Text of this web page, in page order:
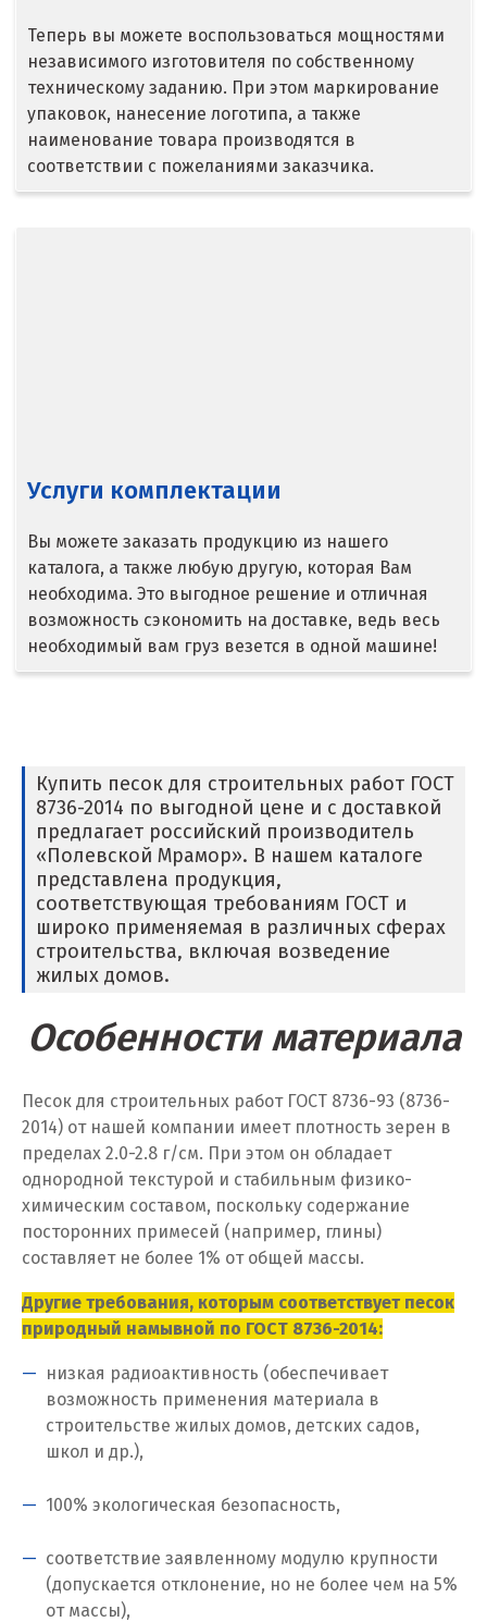
Верхние Серги
Верхний Уфалей
Верхняя Пышма
Верхняя Салда
Воронеж
Воскресенск
Дегтярск
Дмитров
Дубна
Е
Егорьевск
Екатеринбург
Жуковский
И
Иваново
Ивантеевка
Ижевск
Иркутск
Ишим
Калининград
Теперь вы можете воспользоваться мощностями
независимого изготовителя по собственному
техническому заданию. При этом маркирование
упаковок, нанесение логотипа, а также
наименование товара производятся в
соответствии с пожеланиями заказчика.
Услуги комплектации
Вы можете заказать продукцию из нашего
каталога, а также любую другую, которая Вам
необходима. Это выгодное решение и отличная
возможность сэкономить на доставке, ведь весь
необходимый вам груз везется в одной машине!
Купить песок для строительных работ ГОСТ
8736-2014 по выгодной цене и с доставкой
предлагает российский производитель
«Полевской Мрамор». В нашем каталоге
представлена продукция,
соответствующая требованиям ГОСТ и
широко применяемая в различных сферах
строительства, включая возведение
жилых домов.
Особенности материала
Песок для строительных работ ГОСТ 8736-93 (8736-
2014) от нашей компании имеет плотность зерен в
пределах 2.0-2.8 г/см. При этом он обладает
однородной текстурой и стабильным физико-
химическим составом, поскольку содержание
посторонних примесей (например, глины)
составляет не более 1% от общей массы.
Другие требования, которым соответствует песок
природный намывной по ГОСТ 8736-2014:
низкая радиоактивность (обеспечивает
возможность применения материала в
строительстве жилых домов, детских садов,
школ и др.),
100% экологическая безопасность,
соответствие заявленному модулю крупности
(допускается отклонение, но не более чем на 5%
от массы),